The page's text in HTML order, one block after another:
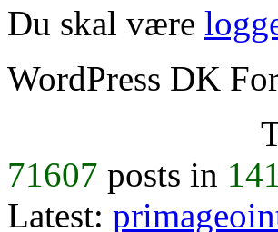
Du skal være
WordPress DK
71607 posts in
Latest: